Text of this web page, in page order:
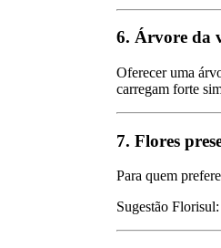
6. Árvore da
Oferecer uma
carregam forte
7. Flores
Para quem
Sugestão